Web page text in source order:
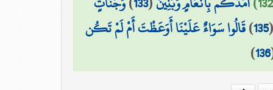
135
)قَالُوا سَوَاءٌ عَلَيْنَا أَوَعَظْتَ أَمْ لَمْ تَكُن
136
)